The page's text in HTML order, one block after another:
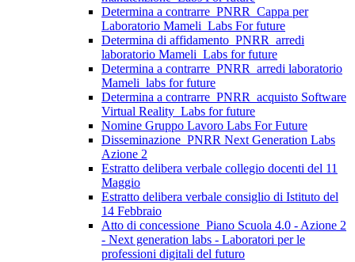
Determina a contrarre_PNRR_Cappa per
Laboratorio Mameli_Labs For future
Determina di affidamento_PNRR_arredi
laboratorio Mameli_Labs for future
Determina a contrarre_PNRR_arredi laboratorio
Mameli_labs for future
Determina a contrarre_PNRR_acquisto Software
Virtual Reality_Labs for future
Nomine Gruppo Lavoro Labs For Future
Disseminazione_PNRR Next Generation Labs
Azione 2
Estratto delibera verbale collegio docenti del 11
Maggio
Estratto delibera verbale consiglio di Istituto del
14 Febbraio
Atto di concessione_Piano Scuola 4.0 - Azione 2
- Next generation labs - Laboratori per le
professioni digitali del futuro